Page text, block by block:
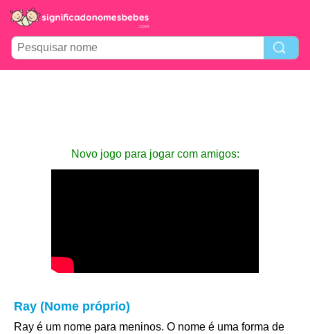
Novo jogo para jogar com amigos:
Ray (Nome próprio)
Ray é um nome para meninos. O nome é uma forma de